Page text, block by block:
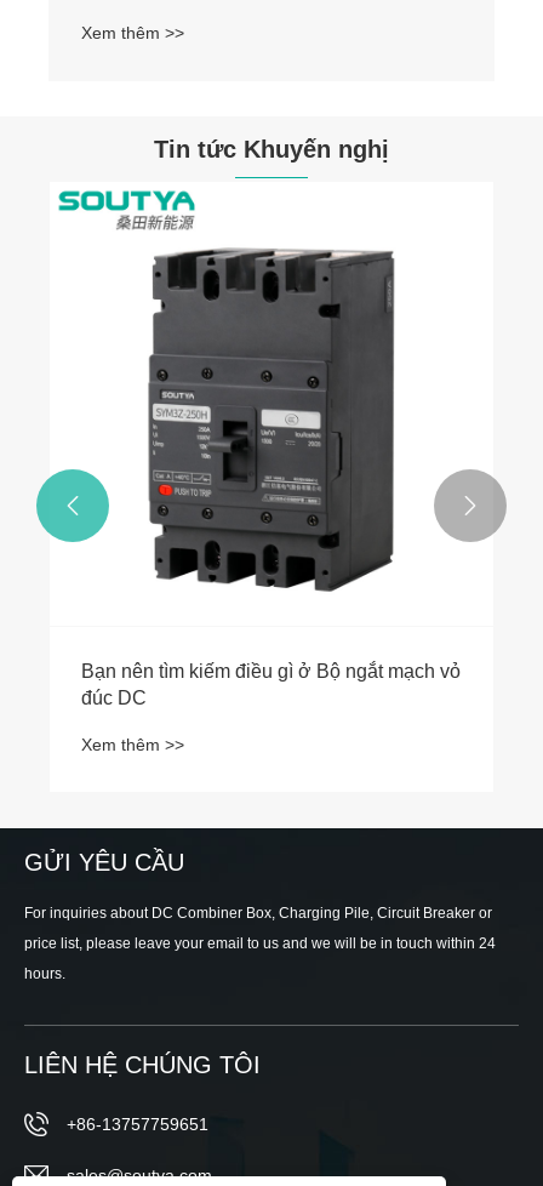
Xem thêm >>
Tin tức Khuyến nghị
Bạn nên tìm kiếm điều gì ở Bộ ngắt mạch vỏ
đúc DC
Xem thêm >>
 
GỬI YÊU CẦU
For inquiries about DC Combiner Box, Charging Pile, Circuit Breaker or
price list, please leave your email to us and we will be in touch within 24
hours.
LIÊN HỆ CHÚNG TÔI
+86-13757759651
sales@soutya.com